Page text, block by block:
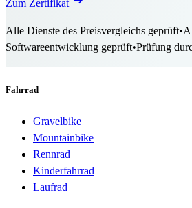
Zum Zertifikat
Alle Dienste des Preisvergleichs geprüft•
Softwareentwicklung geprüft•Prüfung
Fahrrad
Gravelbike
Mountainbike
Rennrad
Kinderfahrrad
Laufrad